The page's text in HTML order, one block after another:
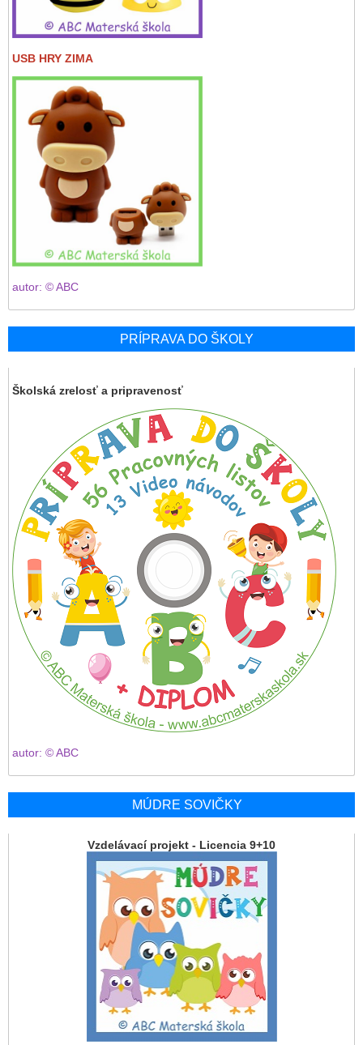
USB HRY ZIMA
autor: © ABC
PRÍPRAVA DO ŠKOLY
Školská zrelosť a pripravenosť
autor: © ABC
MÚDRE SOVIČKY
Vzdelávací projekt - Licencia 9+10